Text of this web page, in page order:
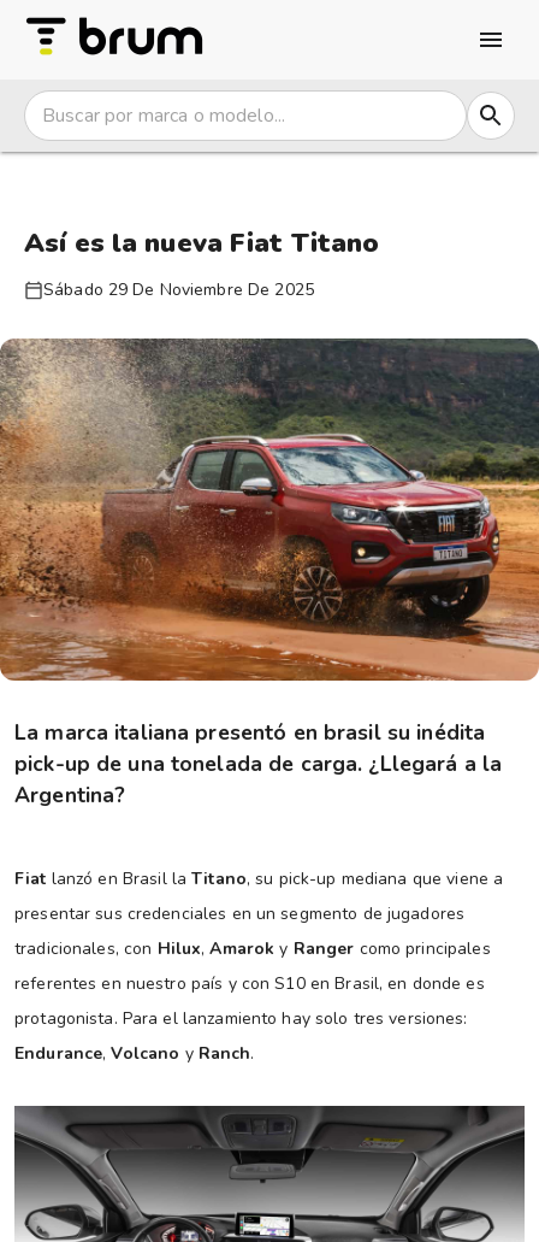
Así es la nueva Fiat Titano
Sábado 29 De Noviembre De 2025
La marca italiana presentó en brasil su inédita
pick-up de una tonelada de carga. ¿Llegará a la
Argentina?
Fiat lanzó en Brasil laTitano, su pick-up mediana que viene a
presentar sus credenciales en un segmento de jugadores
tradicionales, con Hilux,Amarok y Ranger como principales
referentes en nuestro país y con S10 en Brasil, en donde es
protagonista. Para el lanzamiento hay solo tres versiones:
Endurance,Volcano y Ranch.